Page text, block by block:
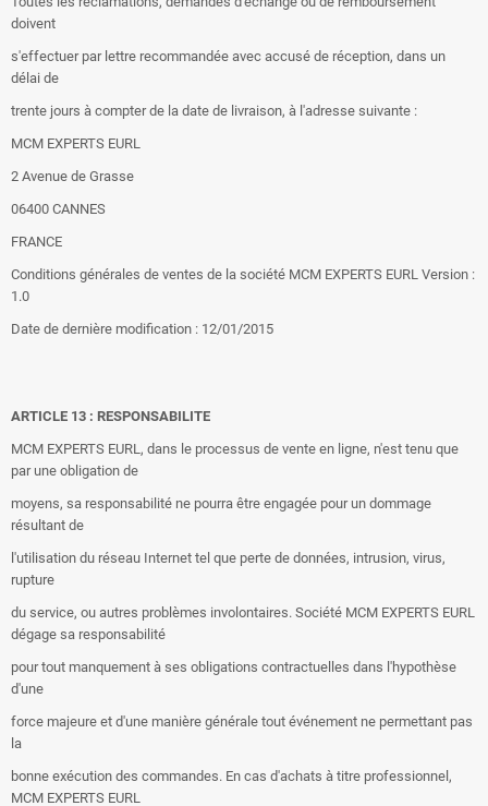
doivent
s'effectuer par lettre recommandée avec accusé de réception, dans un
délai de
trente jours à compter de la date de livraison, à l'adresse suivante :
MCM EXPERTS EURL
2 Avenue de Grasse
06400 CANNES
FRANCE
Conditions générales de ventes de la société MCM EXPERTS EURL Version :
1.0
Date de dernière modification : 12/01/2015
ARTICLE 13 : RESPONSABILITE
MCM EXPERTS EURL, dans le processus de vente en ligne, n'est tenu que
par une obligation de
moyens, sa responsabilité ne pourra être engagée pour un dommage
résultant de
l'utilisation du réseau Internet tel que perte de données, intrusion, virus,
rupture
du service, ou autres problèmes involontaires. Société MCM EXPERTS EURL
dégage sa responsabilité
pour tout manquement à ses obligations contractuelles dans l'hypothèse
d'une
force majeure et d'une manière générale tout événement ne permettant pas
la
bonne exécution des commandes. En cas d'achats à titre professionnel,
MCM EXPERTS EURL